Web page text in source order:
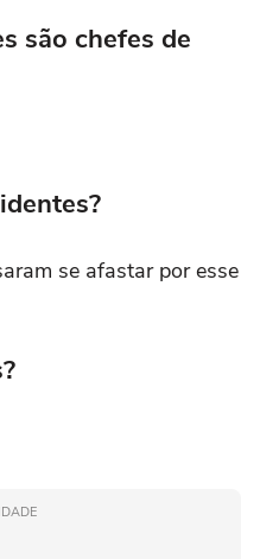
são chefes de
se afastar por esse